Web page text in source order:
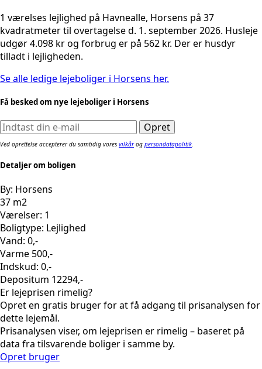
1 værelses lejlighed på Havnealle, Horsens på 37
kvadratmeter til overtagelse d. 1. september 2026. Husleje
udgør 4.098 kr og forbrug er på 562 kr. Der er husdyr
tilladt i lejligheden.
Se alle ledige lejeboliger i Horsens her.
Få besked om nye lejeboliger i Horsens
Ved oprettelse accepterer du samtidig vores vilkårog persondatapolitik
Detaljer om boligen
By: Horsens
37 m2
Værelser: 1
Boligtype: Lejlighed
Vand: 0,-
Varme 500,-
Indskud: 0,-
Depositum 12294,-
Er lejeprisen rimelig?
Opret en gratis bruger for at få adgang til prisanalysen for
dette lejemål.
Prisanalysen viser, om lejeprisen er rimelig – baseret på
data fra tilsvarende boliger i samme by.
Opret bruger